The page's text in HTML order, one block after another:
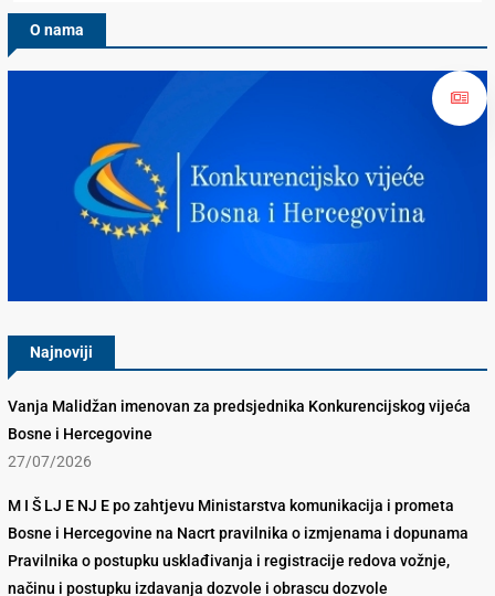
O nama
Najnoviji
Vanja Malidžan imenovan za predsjednika Konkurencijskog vijeća
Bosne i Hercegovine
27/07/2026
M I Š LJ E NJ E po zahtjevu Ministarstva komunikacija i prometa
Bosne i Hercegovine na Nacrt pravilnika o izmjenama i dopunama
Pravilnika o postupku usklađivanja i registracije redova vožnje,
načinu i postupku izdavanja dozvole i obrascu dozvole